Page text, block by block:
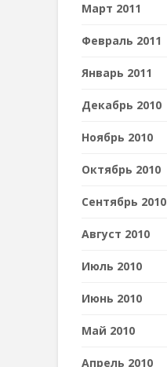
Март 2011
Февраль 2011
Январь 2011
Декабрь 2010
Ноябрь 2010
Октябрь 2010
Сентябрь 2010
Август 2010
Июль 2010
Июнь 2010
Май 2010
Апрель 2010